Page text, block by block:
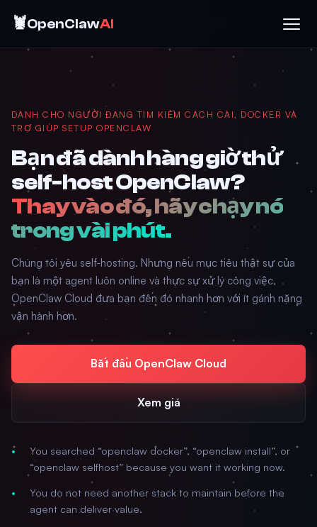
🦞OpenClawAI
DÀNH CHO NGƯỜI ĐANG TÌM KIẾM CÁCH CÀI, DOCKER VÀ
TRỢ GIÚP SETUP OPENCLAW
Bạn đã dành hàng giờ thử
self-host OpenClaw?
Thay vào đó, hãy chạy nó
trong vài phút.
Chúng tôi yêu self-hosting. Nhưng nếu mục tiêu thật sự của
bạn là một agent luôn online và thực sự xử lý công việc,
OpenClaw Cloud đưa bạn đến đó nhanh hơn với ít gánh nặng
vận hành hơn.
Bắt đầu OpenClaw Cloud
Xem giá
You searched “openclaw docker”, “openclaw install”, or
“openclaw selfhost” because you want it working now.
You do not need another stack to maintain before the
agent can deliver value.